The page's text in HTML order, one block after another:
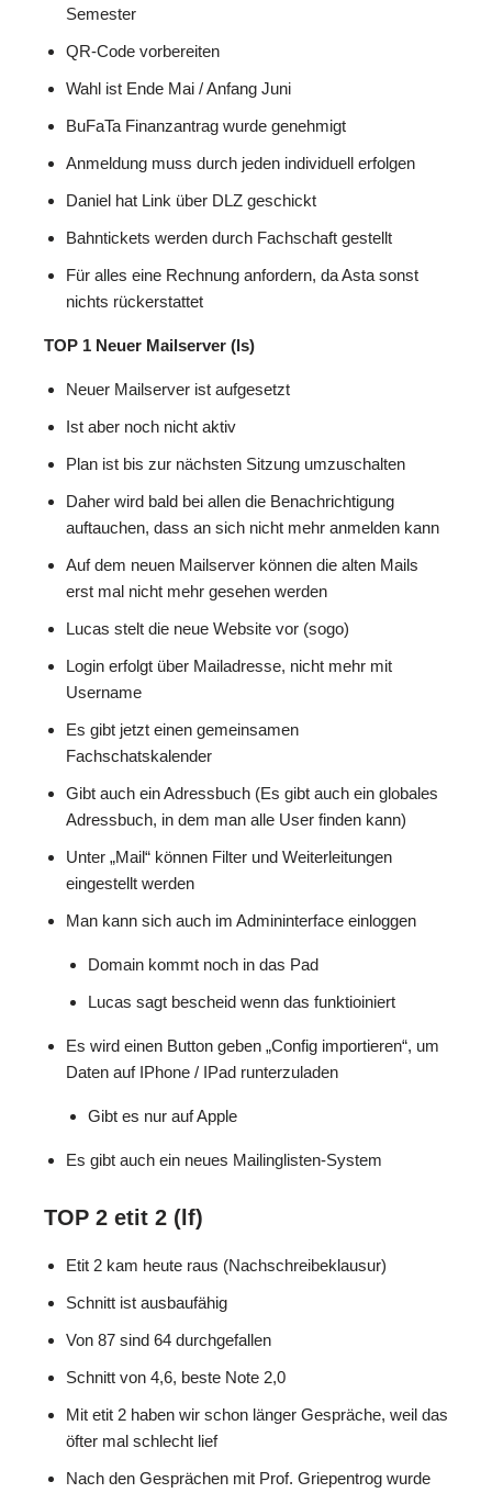
Semester
QR-Code vorbereiten
Wahl ist Ende Mai / Anfang Juni
BuFaTa Finanzantrag wurde genehmigt
Anmeldung muss durch jeden individuell erfolgen
Daniel hat Link über DLZ geschickt
Bahntickets werden durch Fachschaft gestellt
Für alles eine Rechnung anfordern, da Asta sonst
nichts rückerstattet
TOP 1 Neuer Mailserver (ls)
Neuer Mailserver ist aufgesetzt
Ist aber noch nicht aktiv
Plan ist bis zur nächsten Sitzung umzuschalten
Daher wird bald bei allen die Benachrichtigung
auftauchen, dass an sich nicht mehr anmelden kann
Auf dem neuen Mailserver können die alten Mails
erst mal nicht mehr gesehen werden
Lucas stelt die neue Website vor (sogo)
Login erfolgt über Mailadresse, nicht mehr mit
Username
Es gibt jetzt einen gemeinsamen
Fachschatskalender
Gibt auch ein Adressbuch (Es gibt auch ein globales
Adressbuch, in dem man alle User finden kann)
Unter „Mail“ können Filter und Weiterleitungen
eingestellt werden
Man kann sich auch im Admininterface einloggen
Domain kommt noch in das Pad
Lucas sagt bescheid wenn das funktioiniert
Es wird einen Button geben „Config importieren“, um
Daten auf IPhone / IPad runterzuladen
Gibt es nur auf Apple
Es gibt auch ein neues Mailinglisten-System
TOP 2 etit 2 (lf)
Etit 2 kam heute raus (Nachschreibeklausur)
Schnitt ist ausbaufähig
Von 87 sind 64 durchgefallen
Schnitt von 4,6, beste Note 2,0
Mit etit 2 haben wir schon länger Gespräche, weil das
öfter mal schlecht lief
Nach den Gesprächen mit Prof. Griepentrog wurde